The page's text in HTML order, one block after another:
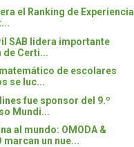
el Ranking de Experiencia
SAB lidera importante
de Certi...
de escolares
se luc...
fue sponsor del 9.º
Mundi...
al mundo: OMODA &
marcan un nue...